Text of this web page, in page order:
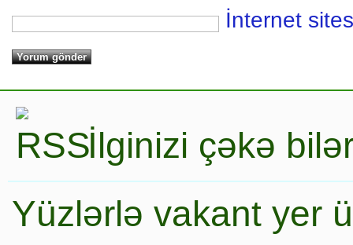
İnternet
İlginizi çəkə
Yüzlərlə vakant yer